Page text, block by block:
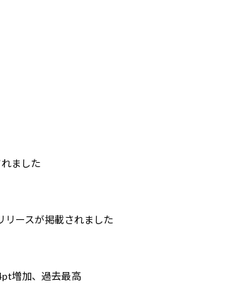
ました
リースが掲載されました
増加、過去最高